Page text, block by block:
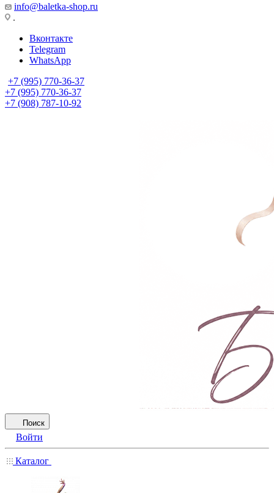
info@baletka-shop.ru
.
Вконтакте
Telegram
WhatsApp
+7 (995) 770-36-37
+7 (995) 770-36-37
+7 (908) 787-10-92
Поиск
Войти
Каталог